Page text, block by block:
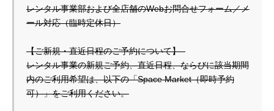
レンタル事業部および全店舗のWebお問合せフォーム／メ
ール対応（臨時定休日）
【ご新規・直近日程のご予約について】
レンタル事業の新規ご予約、直近日程、ならびに該当期間
内のご利用希望は、以下の「Space Market（即時予約
可）」をご利用ください。